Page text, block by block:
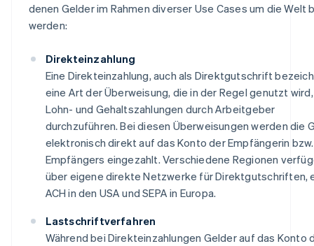
denen Gelder im Rahmen diverser Use Cases um die Welt
werden:
Direkteinzahlung
Eine Direkteinzahlung, auch als Direktgutschrift
eine Art der Überweisung, die in der Regel genutzt
Lohn- und Gehaltszahlungen durch Arbeitgeber
durchzuführen. Bei diesen Überweisungen werden die
elektronisch direkt auf das Konto der Empfängerin
Empfängers eingezahlt. Verschiedene Regionen
über eigene direkte Netzwerke für Direktgutschriften,
ACH in den USA und SEPA in Europa.
Lastschriftverfahren
Während bei Direkteinzahlungen Gelder auf das Konto